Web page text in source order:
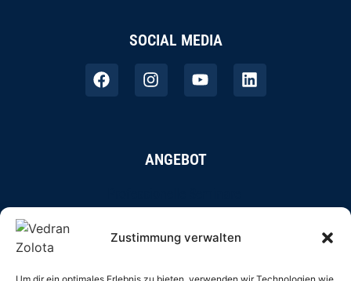
Zustimmung verwalten
ANGEBOT
SOCIAL MEDIA